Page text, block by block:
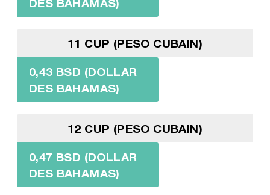
11 CUP (PESO CUBAIN)
0,43 BSD (DOLLAR
DES BAHAMAS)
12 CUP (PESO CUBAIN)
0,47 BSD (DOLLAR
DES BAHAMAS)